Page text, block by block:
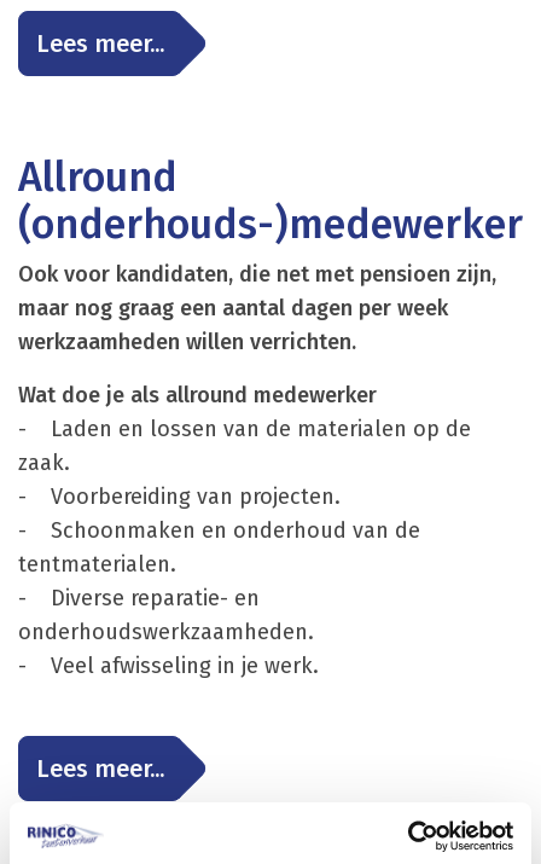
Lees meer...
Allround
(onderhouds-)medewerker
Ook voor kandidaten, die net met pensioen zijn,
maar nog graag een aantal dagen per week
werkzaamheden willen verrichten.
Wat doe je als allround medewerker
- Laden en lossen van de materialen op de
zaak.
- Voorbereiding van projecten.
- Schoonmaken en onderhoud van de
tentmaterialen.
- Diverse reparatie- en
onderhoudswerkzaamheden.
- Veel afwisseling in je werk.
Lees meer...